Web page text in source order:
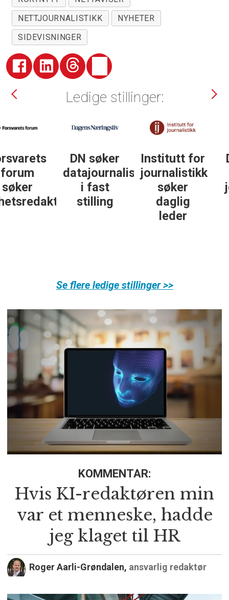
NETTJOURNALISTIKK
NYHETER
SIDEVISNINGER
Ledige stillinger:
DN søker
datajournalist
i fast
stilling
Institutt for
journalistikk
søker
daglig
DN søker
some-
journalist
Se flere ledige stillinger >>
KOMMENTAR:
Hvis KI-redaktøren min
var et menneske, hadde
jeg klaget til HR
Roger Aarli-Grøndalen, ansvarlig redaktør